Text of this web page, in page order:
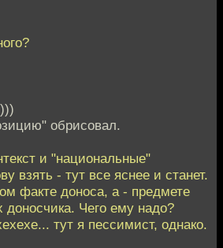
обрисовал.
и "национальные"
взять - тут все яснее и станет.
факте доноса, а - предмете
доносчика. Чего ему надо?
тут я пессимист, однако.